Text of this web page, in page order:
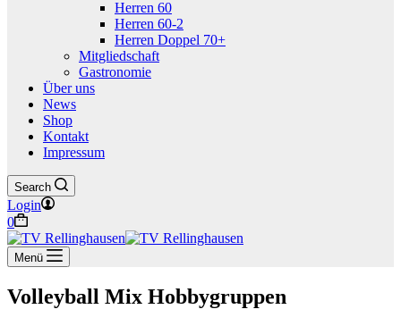
Herren 60
Herren 60-2
Herren Doppel 70+
Mitgliedschaft
Gastronomie
Über uns
News
Shop
Kontakt
Impressum
Search
Login
Warenkorb
0
Menü
Volleyball Mix Hobbygruppen